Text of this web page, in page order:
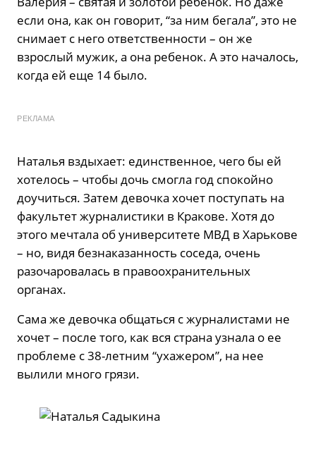
если она, как он говорит, “за ним бегала”, это не
снимает с него ответственности – он же
взрослый мужик, а она ребенок. А это началось,
когда ей еще 14 было.
РЕКЛАМА
Наталья вздыхает: единственное, чего бы ей
хотелось – чтобы дочь смогла год спокойно
доучиться. Затем девочка хочет поступать на
факультет журналистики в Кракове. Хотя до
этого мечтала об университете МВД в Харькове
– но, видя безнаказанность соседа, очень
разочаровалась в правоохранительных
органах.
Сама же девочка общаться с журналистами не
хочет – после того, как вся страна узнала о ее
проблеме с 38-летним “ухажером”, на нее
вылили много грязи.